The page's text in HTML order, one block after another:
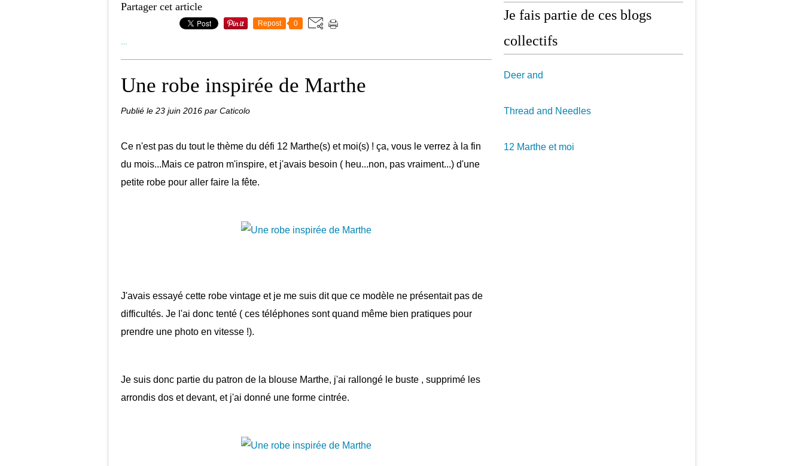
Partager cet article
Repost 0
Une robe inspirée de Marthe
Publié le 23 juin 2016 par Caticolo
Ce n'est pas du tout le thème du défi 12 Marthe(s) et moi(s) ! ça, vous le verrez à la fin
du mois...Mais ce patron m'inspire, et j'avais besoin ( heu...non, pas vraiment...) d'une
petite robe pour aller faire la fête.
J'avais essayé cette robe vintage et je me suis dit que ce modèle ne présentait pas de
difficultés. Je l'ai donc tenté ( ces téléphones sont quand même bien pratiques pour
prendre une photo en vitesse !).
Je suis donc partie du patron de la blouse Marthe, j'ai rallongé le buste , supprimé les
arrondis dos et devant, et j'ai donné une forme cintrée.
Je fais partie de ces blogs
collectifs
Deer and
Thread and Needles
12 Marthe et moi